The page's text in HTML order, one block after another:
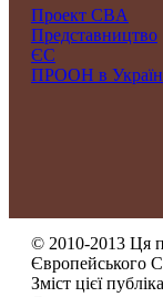
Проект CBA
Представництво
ЄС
ПРООН в
© 2010-2013 Ця
Європейського
Зміст цієї